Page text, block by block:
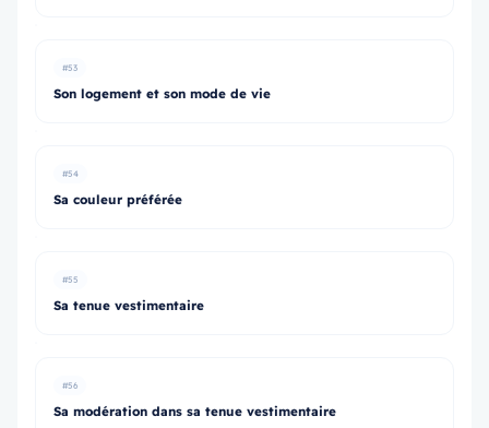
#53
Son logement et son mode de vie
#54
Sa couleur préférée
#55
Sa tenue vestimentaire
#56
Sa modération dans sa tenue vestimentaire